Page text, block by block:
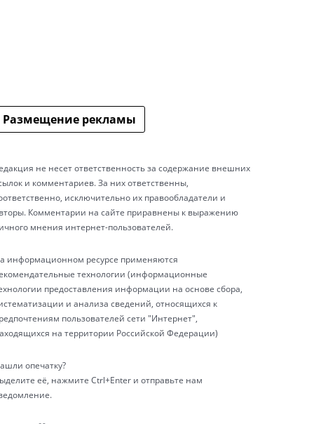
Размещение рекламы
не несет ответственность за содержание внешних
и комментариев. За них ответственны,
исключительно их правообладатели и
Комментарии на сайте приравнены к выражению
мнения интернет-пользователей.
информационном ресурсе применяются
технологии (информационные
предоставления информации на основе сбора,
и анализа сведений, относящихся к
пользователей сети "Интернет",
на территории Российской Федерации)
опечатку?
её, нажмите Ctrl+Enter и отправьте нам